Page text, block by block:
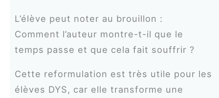
L’élève peut noter au brouillon :
Comment l’auteur montre-t-il que le
temps passe et que cela fait souffrir ?
Cette reformulation est très utile pour les
élèves DYS, car elle transforme une